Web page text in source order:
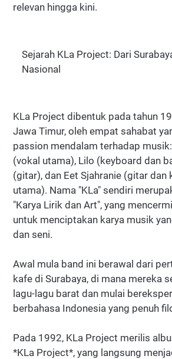
relevan hingga kini.
Sejarah KLa Project: Dari
Nasional
KLa Project dibentuk pada tahun
Jawa Timur, oleh empat sahabat
passion mendalam terhadap
(vokal utama), Lilo (keyboard dan
(gitar), dan Eet Sjahranie (gitar dan
utama). Nama "KLa" sendiri
"Karya Lirik dan Art", yang
untuk menciptakan karya musik
dan seni.
Awal mula band ini berawal dari
kafe di Surabaya, di mana mereka
lagu-lagu barat dan mulai
berbahasa Indonesia yang penuh
Pada 1992, KLa Project merilis
*KLa Project*, yang langsung